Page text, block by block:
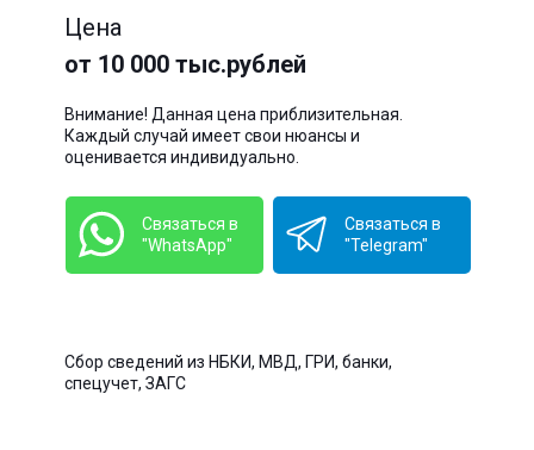
Цена
от 10 000 тыс.рублей
Внимание! Данная цена приблизительная.
Каждый случай имеет свои нюансы и
оценивается индивидуально.
Связаться в
"WhatsApp"
Связаться в
"Telegram"
Сбор сведений из НБКИ, МВД, ГРИ, банки,
спецучет, ЗАГС